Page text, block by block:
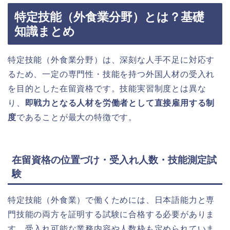
特定技能（外食業分野）とは？基礎
知識まとめ
特定技能（外食業分野）は、深刻な人手不足に対応す
るため、一定の専門性・技能を持つ外国人材の受入れ
を目的とした在留資格です。技能実習制度とは異な
り、
即戦力となる人材を労働者として直接雇用する制
度であることが最大の特徴です。
在留資格の位置づけ・受入れ人数・技能測定試
験
特定技能（外食業）で働くためには、日本語能力と専
門技能の両方を証明する試験に合格する必要がありま